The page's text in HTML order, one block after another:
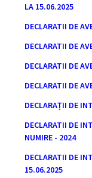
LA 15.06.2025
DECLARATII DE
DECLARATII DE
DECLARATII DE
DECLARATII DE
DECLARAȚII DE
DECLARATII DE
NUMIRE - 2024
DECLARATII DE
15.06.2025